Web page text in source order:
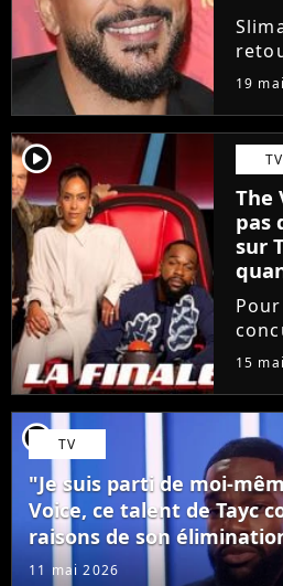
des
19
player2 TV
The
pas
sur
des
The
15
player2 TV
"Je suis parti de moi-
Voice, ce talent de Tayc
raisons de son
11 mai 2026